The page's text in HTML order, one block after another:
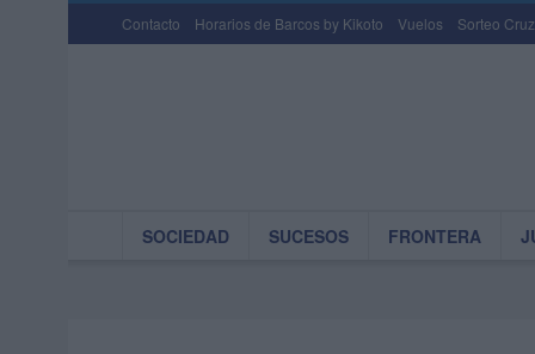
Contacto Horarios de Barcos by Kikoto Vuelos Sorteo
SOCIEDAD SUCESOS FRONTERA